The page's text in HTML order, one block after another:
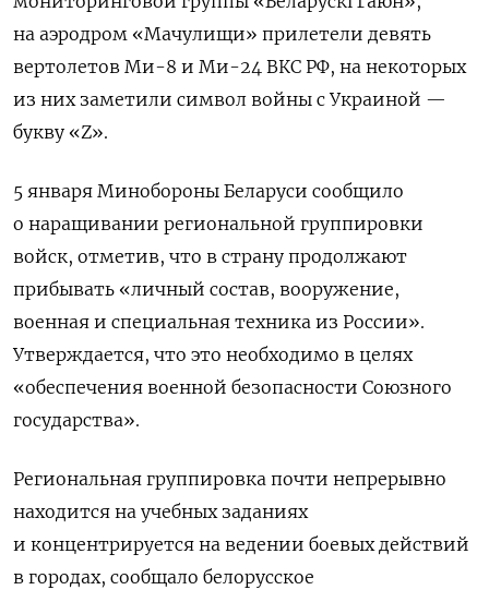
на аэродром «Мачулищи» прилетели девять
вертолетов Ми-8 и Ми-24 ВКС РФ, на некоторых
из них заметили символ войны с Украиной —
букву «Z».
5 января Минобороны Беларуси сообщило
о наращивании региональной группировки
войск, отметив, что в страну продолжают
прибывать «личный состав, вооружение,
военная и специальная техника из России».
Утверждается, что это необходимо в целях
«обеспечения военной безопасности Союзного
государства».
Региональная группировка почти непрерывно
находится на учебных заданиях
и концентрируется на ведении боевых действий
в городах, сообщало белорусское